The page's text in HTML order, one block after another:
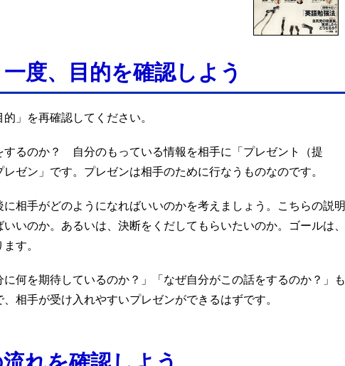
一度、目的を確認しよう
」を再確認してください。
するのか？ 自分のもっている情報を相手に「プレゼント（提
ゼン」です。プレゼンは相手のために行なうものなのです。
相手がどのようになればいいのかを考えましょう。こちらの説明
いのか。あるいは、決断をくだしてもらいたいのか。ゴールは、
す。
に何を期待しているのか？」「なぜ自分がこの話をするのか？」も
相手が受け入れやすいプレゼンができるはずです。